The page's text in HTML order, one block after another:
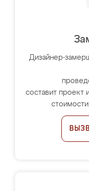
Дизайнер-
составит проект